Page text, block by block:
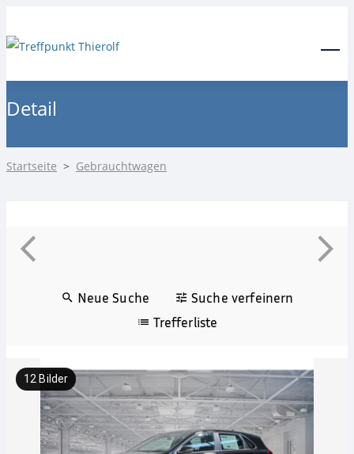
Detail
Startseite > Gebrauchtwagen
Neue Suche
Suche verfeinern
Trefferliste
12 Bilder